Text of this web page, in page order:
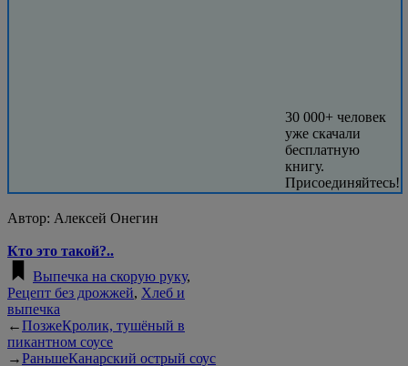
30 000+ человек
уже скачали
бесплатную
книгу.
Присоединяйтесь!
Автор: Алексей Онегин
Кто это такой?..
Выпечка на скорую руку,
Рецепт без дрожжей, Хлеб и
выпечка
←ПозжеКролик, тушёный в
пикантном соусе
→РаньшеКанарский острый соус